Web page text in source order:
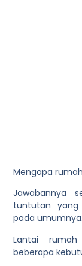
Mengapa
Jawabannya
tuntutan yang
pada umumnya.
Lantai
beberapa